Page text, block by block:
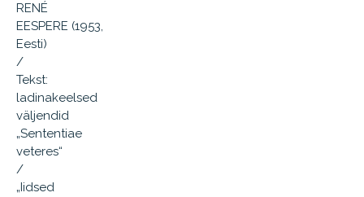
RENÉ
EESPERE (1953,
Eesti)
/
Tekst:
ladinakeelsed
väljendid
„Sententiae
veteres“
/
„Iidsed